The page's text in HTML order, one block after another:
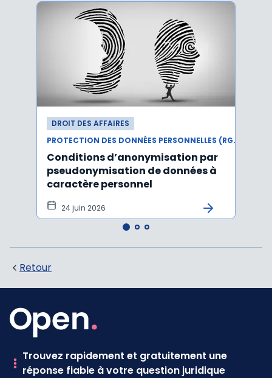
DROIT DES AFFAIRES
PROTECTION DES DONNÉES PERSONNELLES (RGPD)
Conditions d’anonymisation par
pseudonymisation de données à
caractère personnel
24 juin 2026
Retour
Trouvez rapidement et gratuitement une
réponse fiable à votre question juridique